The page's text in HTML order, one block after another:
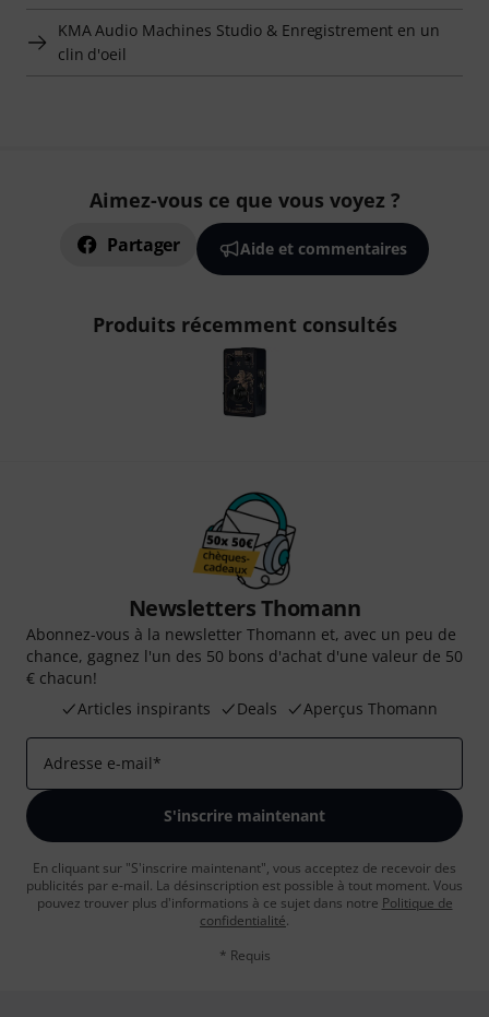
KMA Audio Machines Studio & Enregistrement en un
clin d'oeil
Aimez-vous ce que vous voyez ?
Partager Aide et commentaires
Produits récemment consultés
Newsletters Thomann
Abonnez-vous à la newsletter Thomann et, avec un peu de
chance, gagnez l'un des 50 bons d'achat d'une valeur de 50
€ chacun!
Articles inspirants
Deals Aperçus Thomann
Adresse e-mail*
S'inscrire maintenant
En cliquant sur "S'inscrire maintenant", vous acceptez de recevoir des
publicités par e-mail. La désinscription est possible à tout moment. Vous
pouvez trouver plus d'informations à ce sujet dans notre Politique de
confidentialité.
* Requis